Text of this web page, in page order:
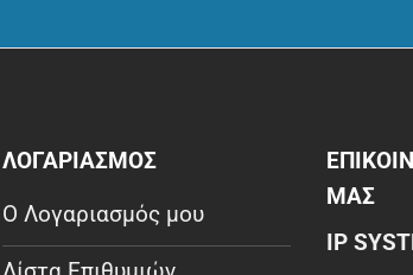
ΛΟΓΑΡΙΑΣΜΟΣ
Ο Λογαριασμός μου
ΜΑΣ
IP